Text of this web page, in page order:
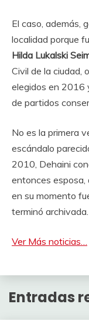
El caso, además,
localidad porque
Hilda Lukalski
Civil de la ciudad,
elegidos en 2016
de partidos
No es la primera
escándalo
2010, Dehaini
entonces esposa,
en su momento
terminó archivada.
Ver Más noticias…
Entradas